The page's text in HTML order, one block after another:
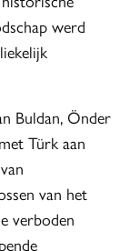
werd
Buldan, Önder
Türk aan
van het
verboden